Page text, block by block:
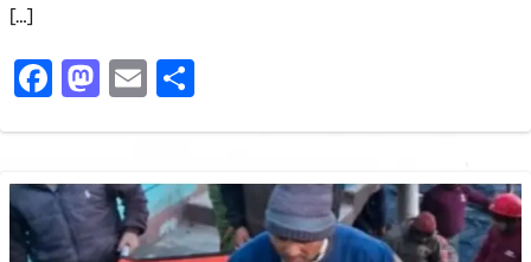
[…]
Facebook
Mastodon
Email